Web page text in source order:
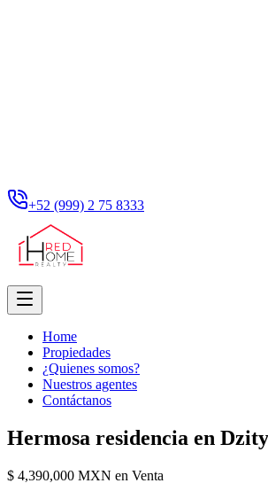
+52 (999) 2 75 8333
Home
Propiedades
¿Quienes somos?
Nuestros agentes
Contáctanos
Hermosa residencia en
$ 4,390,000 MXN en Venta